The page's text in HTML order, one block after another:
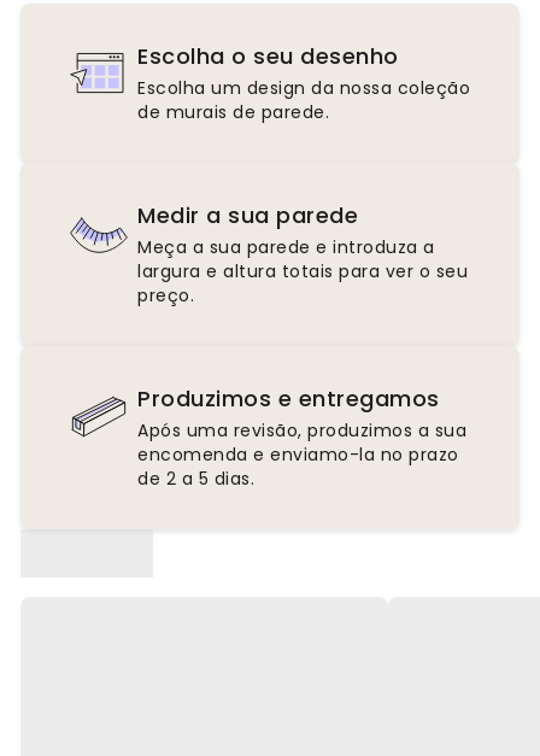
Escolha o seu desenho
Escolha um design da nossa coleção
de murais de parede.
Medir a sua parede
Meça a sua parede e introduza a
largura e altura totais para ver o seu
preço.
Produzimos e entregamos
Após uma revisão, produzimos a sua
encomenda e enviamo-la no prazo
de 2 a 5 dias.